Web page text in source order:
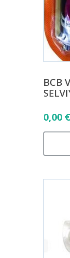
BCB
0,00 €